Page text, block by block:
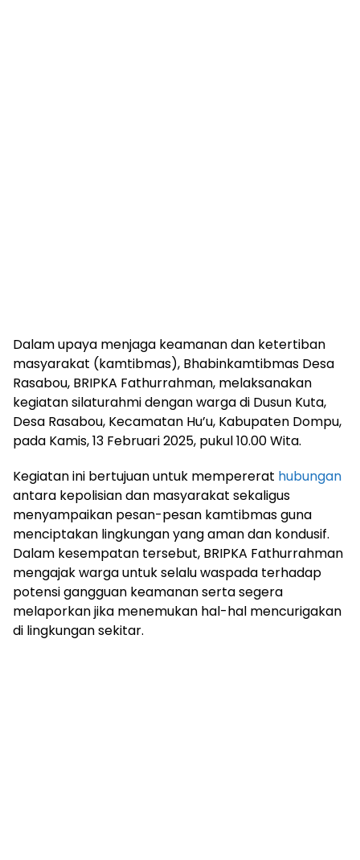
Dalam upaya menjaga keamanan dan ketertiban
masyarakat (kamtibmas), Bhabinkamtibmas Desa
Rasabou, BRIPKA Fathurrahman, melaksanakan
kegiatan silaturahmi dengan warga di Dusun Kuta,
Desa Rasabou, Kecamatan Hu’u, Kabupaten Dompu,
pada Kamis, 13 Februari 2025, pukul 10.00 Wita.
Kegiatan ini bertujuan untuk mempererat hubungan
antara kepolisian dan masyarakat sekaligus
menyampaikan pesan-pesan kamtibmas guna
menciptakan lingkungan yang aman dan kondusif.
Dalam kesempatan tersebut, BRIPKA Fathurrahman
mengajak warga untuk selalu waspada terhadap
potensi gangguan keamanan serta segera
melaporkan jika menemukan hal-hal mencurigakan
di lingkungan sekitar.